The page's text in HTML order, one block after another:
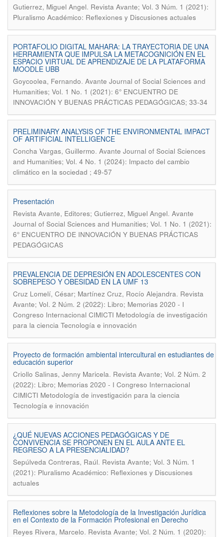
Gutierrez, Miguel Angel. Revista Avante; Vol. 3 Núm. 1 (2021):
Pluralismo Académico: Reflexiones y Discusiones actuales
PORTAFOLIO DIGITAL MAHARA: LA TRAYECTORIA DE UNA
HERRAMIENTA QUE IMPULSA LA METACOGNICIÓN EN EL
ESPACIO VIRTUAL DE APRENDIZAJE DE LA PLATAFORMA
MOODLE UBB
Goycoolea, Fernando. Avante Journal of Social Sciences and
Humanities; Vol. 1 No. 1 (2021): 6° ENCUENTRO DE
INNOVACIÓN Y BUENAS PRÁCTICAS PEDAGÓGICAS; 33-34
PRELIMINARY ANALYSIS OF THE ENVIRONMENTAL IMPACT
OF ARTIFICIAL INTELLIGENCE
Concha Vargas, Guillermo. Avante Journal of Social Sciences
and Humanities; Vol. 4 No. 1 (2024): Impacto del cambio
climático en la sociedad ; 49-57
Presentación
Revista Avante, Editores; Gutierrez, Miguel Angel. Avante
Journal of Social Sciences and Humanities; Vol. 1 No. 1 (2021):
6° ENCUENTRO DE INNOVACIÓN Y BUENAS PRÁCTICAS
PEDAGÓGICAS
PREVALENCIA DE DEPRESIÓN EN ADOLESCENTES CON
SOBREPESO Y OBESIDAD EN LA UMF 13
Cruz Lomelí, César; Martínez Cruz, Rocío Alejandra. Revista
Avante; Vol. 2 Núm. 2 (2022): Libro; Memorias 2020 - I
Congreso Internacional CIMICTI Metodología de investigación
para la ciencia Tecnología e innovación
Proyecto de formación ambiental intercultural en estudiantes de
educación superior
Criollo Salinas, Jenny Maricela. Revista Avante; Vol. 2 Núm. 2
(2022): Libro; Memorias 2020 - I Congreso Internacional
CIMICTI Metodología de investigación para la ciencia
Tecnología e innovación
¿QUÉ NUEVAS ACCIONES PEDAGÓGICAS Y DE
CONVIVENCIA SE PROPONEN EN EL AULA ANTE EL
REGRESO A LA PRESENCIALIDAD?
Sepúlveda Contreras, Raúl. Revista Avante; Vol. 3 Núm. 1
(2021): Pluralismo Académico: Reflexiones y Discusiones
actuales
Reflexiones sobre la Metodología de la Investigación Jurídica
en el Contexto de la Formación Profesional en Derecho
Reyes Rivera, Marcelo. Revista Avante; Vol. 2 Núm. 1 (2020):